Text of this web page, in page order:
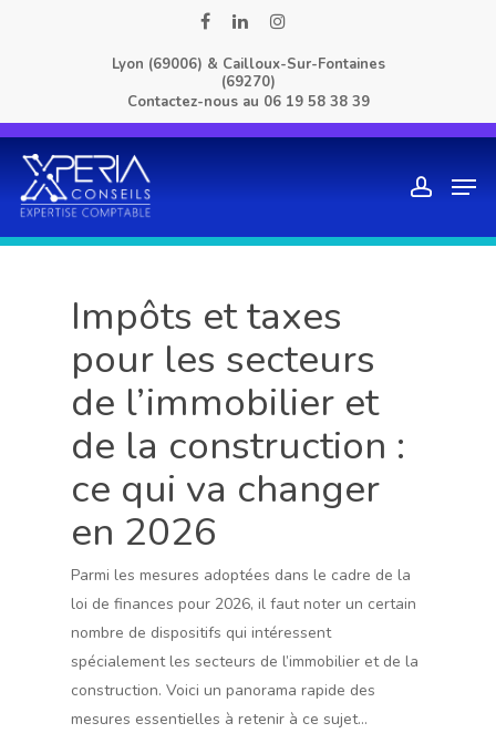
facebooklinkedininstagram
Lyon (69006) & Cailloux-Sur-Fontaines
(69270)
Contactez-nous au 06 19 58 38 39
Impôts et taxes
pour les secteurs
de l’immobilier et
de la construction :
ce qui va changer
en 2026
Parmi les mesures adoptées dans le cadre de la
loi de finances pour 2026, il faut noter un certain
nombre de dispositifs qui intéressent
spécialement les secteurs de l’immobilier et de la
construction. Voici un panorama rapide des
mesures essentielles à retenir à ce sujet…